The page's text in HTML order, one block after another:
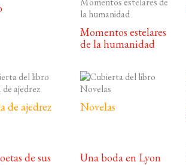
Momentos estelares
de la humanidad
de ajedrez Novelas
de sus
Una boda en Lyon